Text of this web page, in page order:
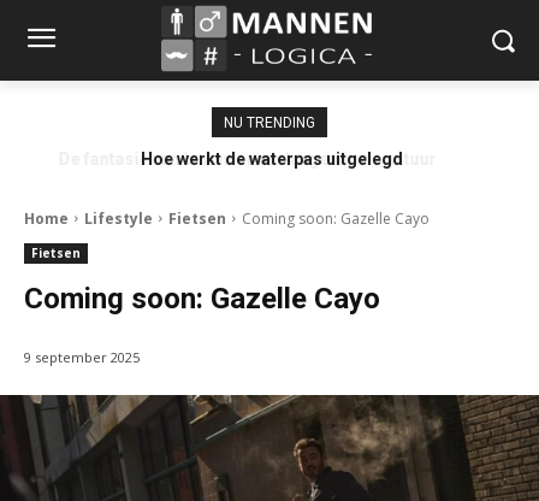
NU TRENDING
Hoe werkt de waterpas uitgelegd
Home Lifestyle Fietsen Coming soon: Gazelle Cayo
Fietsen
Coming soon: Gazelle Cayo
9 september 2025